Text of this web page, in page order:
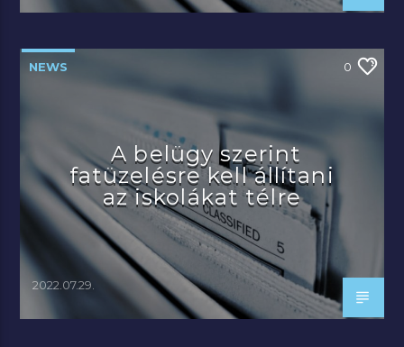
NEWS 0
A belügy szerint
fatüzelésre kell állítani
az iskolákat télre
2022.07.29.